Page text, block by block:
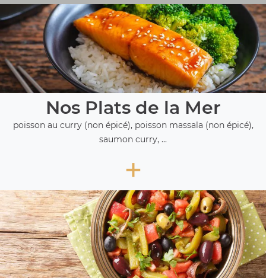
Nos Plats de la Mer
poisson au curry (non épicé), poisson massala (non épicé),
saumon curry, ...
+